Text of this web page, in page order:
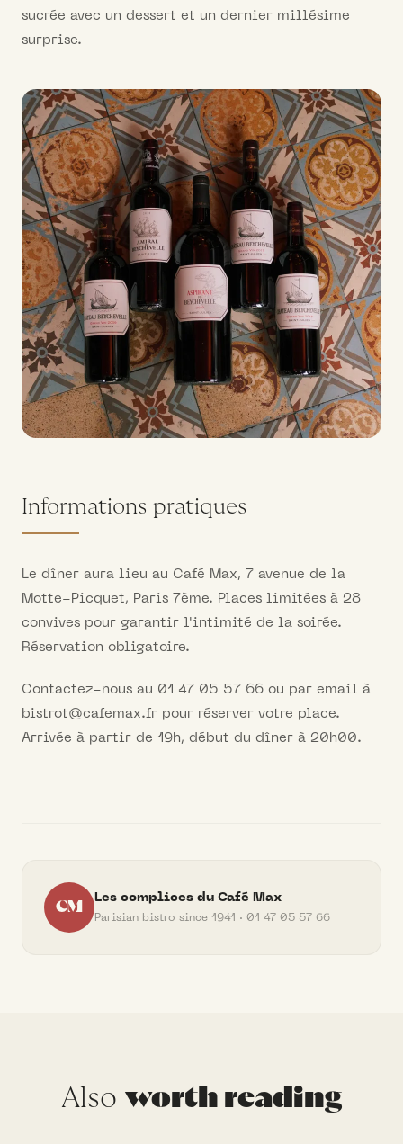
sucrée avec un dessert et un dernier millésime
surprise.
Informations pratiques
Le dîner aura lieu au Café Max, 7 avenue de la
Motte-Picquet, Paris 7ème. Places limitées à 28
convives pour garantir l'intimité de la soirée.
Réservation obligatoire.
Contactez-nous au 01 47 05 57 66 ou par email à
bistrot@cafemax.fr pour réserver votre place.
Arrivée à partir de 19h, début du dîner à 20h00.
CM
Les complices du Café Max
Parisian bistro since 1941 · 01 47 05 57 66
Also worth reading